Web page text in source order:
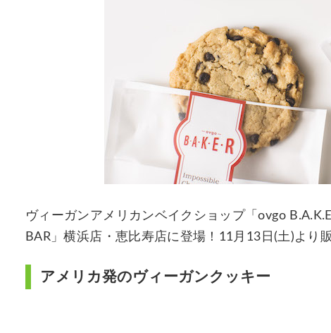
ヴィーガンアメリカンベイクショップ「ovgo
BAR」横浜店・恵比寿店に登場！11月13日(土)より
アメリカ発のヴィーガンクッキー